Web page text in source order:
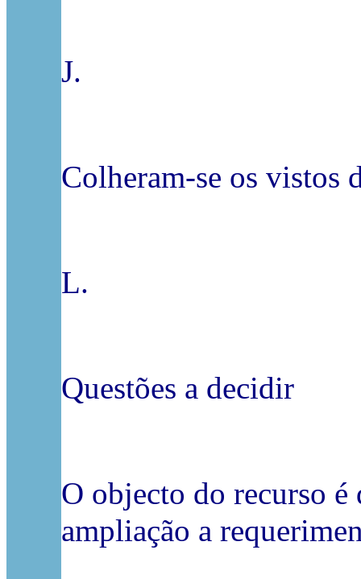
J.
Colheram-se os vistos
L.
Questões a decidir
O objecto do recurso é
ampliação a